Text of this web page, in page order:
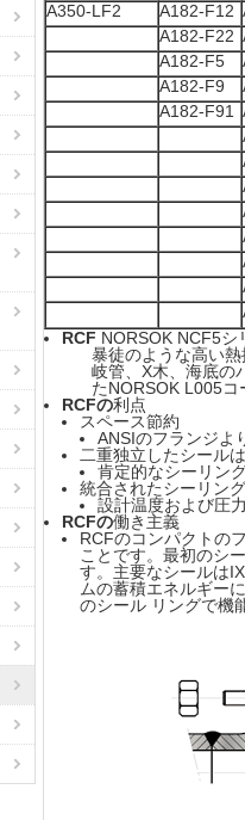
A350-LF2
A182-F12
A182-F22
A182-F5
A182-F9
A182-F91
RCF NORSOK NCF5シ
暴徒のような高い
岐管、X木、海底の
たNORSOK L005コ
RCFの利点
スペース節約
ANSIのフランジよ
二重独立したシール
肯定的なシーリン
統合されたシーリン
設計温度および圧
RCFの働き主義
RCFのコンパクトの
ことです。最初のシ
す。主要なシールは
ムの蓄積エネルギー
のシール リングで機